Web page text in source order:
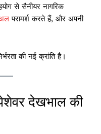
से सैनीयर नागरिक
परामर्श करते हैं, और अपनी
की नई क्रांति है।
देखभाल की